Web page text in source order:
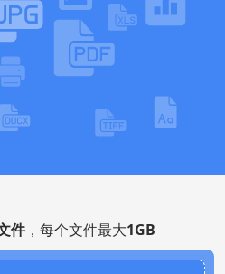
件，每个文件最大1GB